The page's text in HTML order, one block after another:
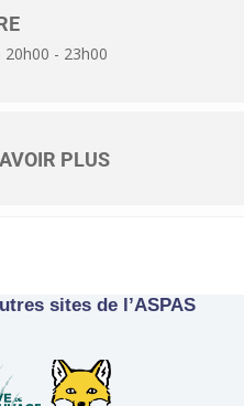
20h00 - 23h00
PLUS
sites de l’ASPAS